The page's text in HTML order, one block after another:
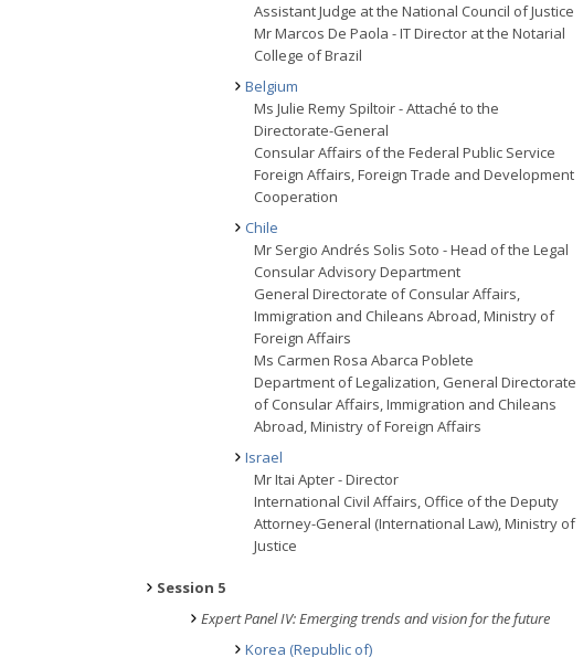
Assistant Judge at the National Council of Justice
Mr Marcos De Paola - IT Director at the Notarial
College of Brazil
Belgium
Ms Julie Remy Spiltoir - Attaché to the
Directorate-General
Consular Affairs of the Federal Public Service
Foreign Affairs, Foreign Trade and Development
Cooperation
Chile
Mr Sergio Andrés Solis Soto - Head of the Legal
Consular Advisory Department
General Directorate of Consular Affairs,
Immigration and Chileans Abroad, Ministry of
Foreign Affairs
Ms Carmen Rosa Abarca Poblete
Department of Legalization, General Directorate
of Consular Affairs, Immigration and Chileans
Abroad, Ministry of Foreign Affairs
Israel
Mr Itai Apter - Director
International Civil Affairs, Office of the Deputy
Attorney-General (International Law), Ministry of
Justice
Session 5
Expert Panel IV: Emerging trends and vision for the future
Korea (Republic of)